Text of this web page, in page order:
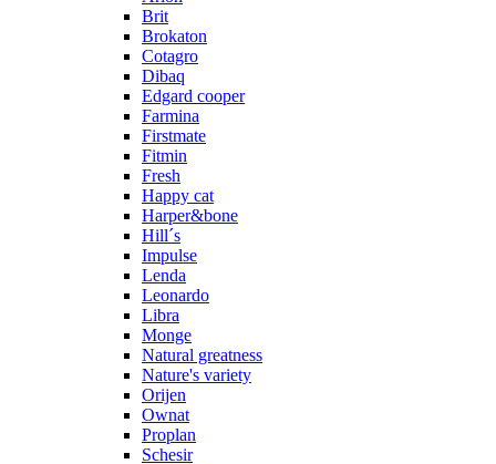
Brit
Brokaton
Cotagro
Dibaq
Edgard cooper
Farmina
Firstmate
Fitmin
Fresh
Happy cat
Harper&bone
Hill´s
Impulse
Lenda
Leonardo
Libra
Monge
Natural greatness
Nature's variety
Orijen
Ownat
Proplan
Schesir